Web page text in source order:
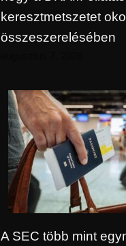
keresztmetszetet
összeszerelésében
A SEC több mint